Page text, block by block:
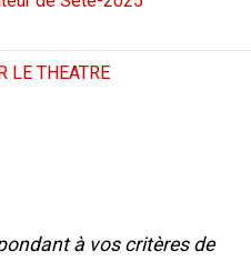
LE THEATRE
à vos critères de